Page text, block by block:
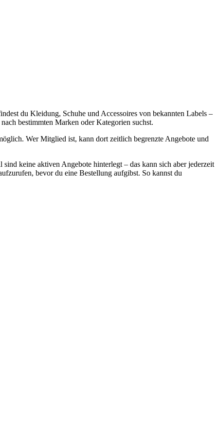
du Kleidung, Schuhe und Accessoires von bekannten Labels –
bestimmten Marken oder Kategorien suchst.
Wer Mitglied ist, kann dort zeitlich begrenzte Angebote und
keine aktiven Angebote hinterlegt – das kann sich aber jederzeit
bevor du eine Bestellung aufgibst. So kannst du